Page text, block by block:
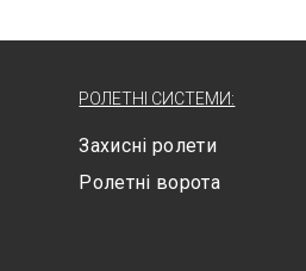
РОЛЕТНІ СИСТЕМИ:
Захисні ролети
Ролетні ворота